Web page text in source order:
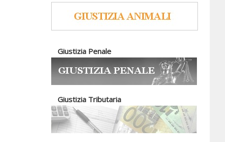
Giustizia Penale
Giustizia Tributaria